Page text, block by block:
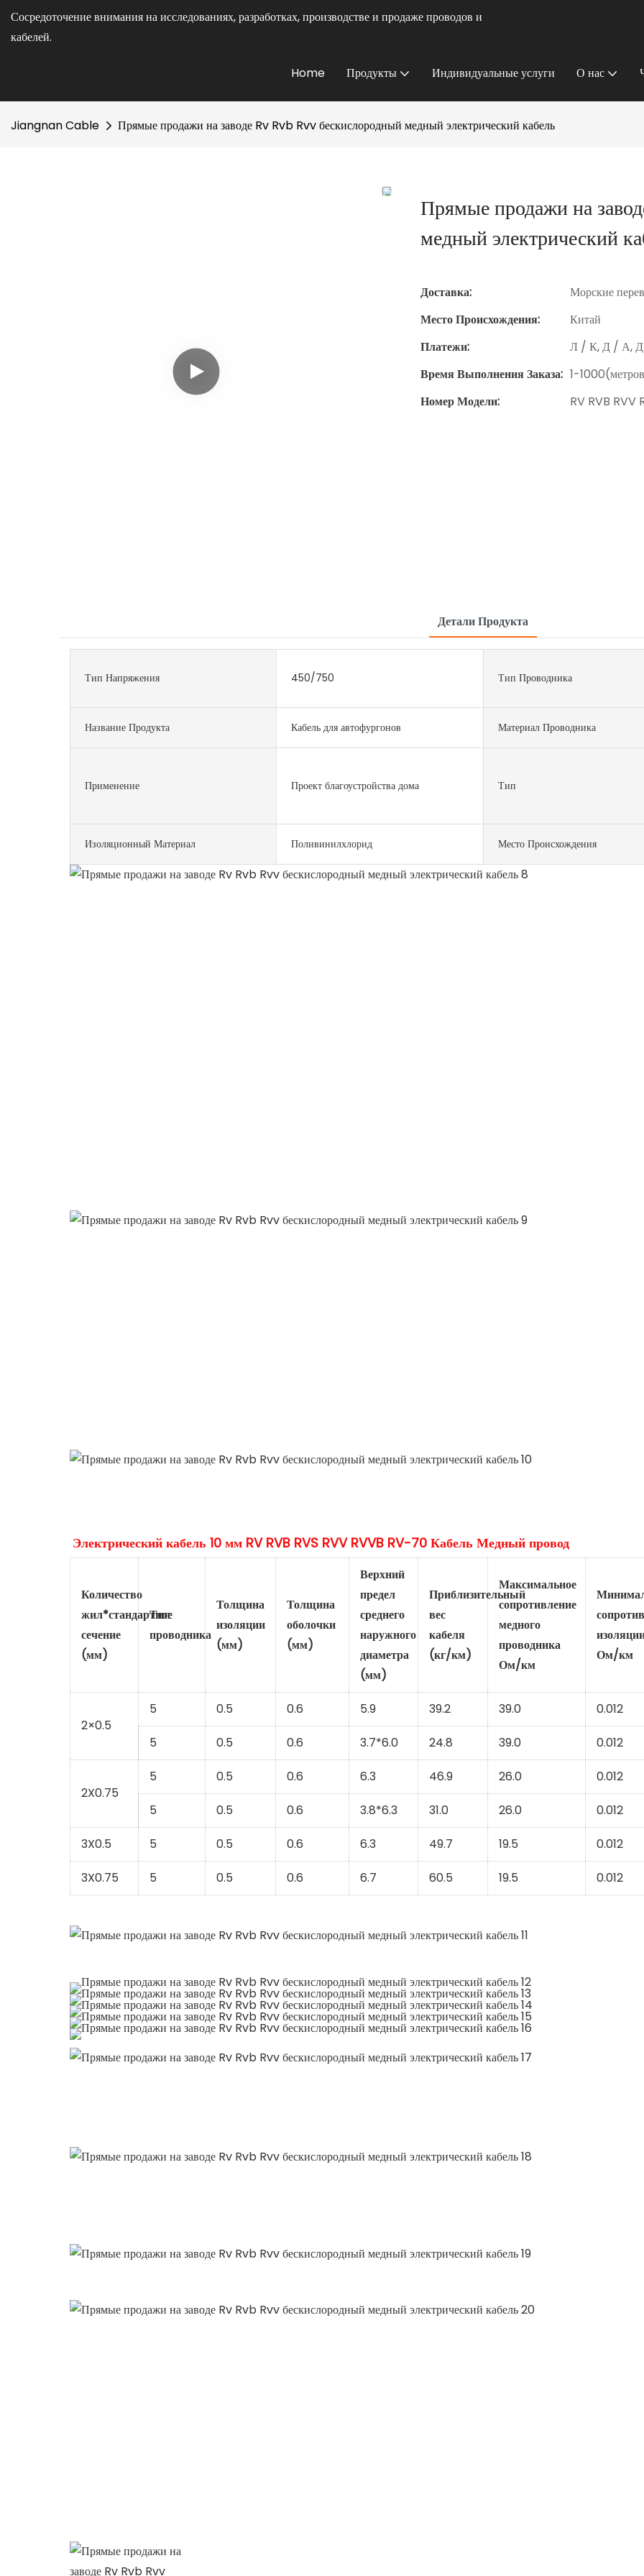
Сосредоточение внимания на исследованиях, разработках, производстве и продаже проводов и
кабелей.
Home Продукты Индивидуальные услуги О нас
Jiangnan Cable Прямые продажи на заводе Rv Rvb Rvv бескислородный медный электрический кабель
Прямые продажи на
медный электрический
Доставка:
Морские
Место Происхождения:
Китай
Платежи:
Л / К, Д / А, Д
Время Выполнения Заказа: 1-
Номер Модели:
RV RVB RVV
Детали Продукта
Тип Напряжения 450/750 Тип Проводника
Название Продукта Кабель для автофургонов Материал Проводника
Применение Проект благоустройства дома Тип
Изоляционный Материал Поливинилхлорид Место Происхождения
Количество
жил*стандартное
сечение
(мм)
Тип
проводника
Толщина
изоляции
(мм)
Толщина
оболочки
(мм)
Верхний
предел
среднего
наружного
диаметра
(мм)
Приблизительный
вес
кабеля
(кг/км)
Максимальное
сопротивление
медного
проводника
Ом/км
Ом/км
2×0.5
5 0.5 0.6 5.9 39.2 39.0 0.012
5 0.5 0.6 3.7*6.0 24.8 39.0 0.012
2X0.75
5 0.5 0.6 6.3 46.9 26.0 0.012
5 0.5 0.6 3.8*6.3 31.0 26.0 0.012
3X0.5 5 0.5 0.6 6.3 49.7 19.5 0.012
3X0.75 5 0.5 0.6 6.7 60.5 19.5 0.012